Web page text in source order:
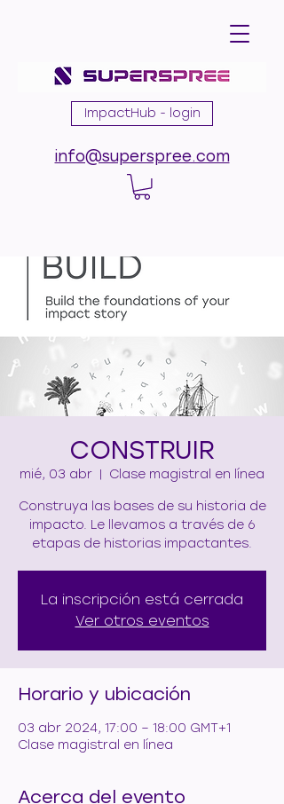
ImpactHub - login
info@superspree.com
CONSTRUIR
mié, 03 abr
  |
Clase magistral en línea
Construya las bases de su historia de
impacto. Le llevamos a través de 6
etapas de historias impactantes.
La inscripción está cerrada
Ver otros eventos
Horario y ubicación
03 abr 2024, 17:00 – 18:00 GMT+1
Clase magistral en línea
Acerca del evento